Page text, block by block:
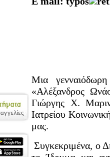
Μια
«Αλέξανδρος
Γιώργης Χ.
Ιατρείου
μας.
Συγκεκριμένα, ο